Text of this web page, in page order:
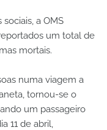
a OMS
um total de
mortais.
numa viagem a
tornou-se o
um passageiro
11 de abril,